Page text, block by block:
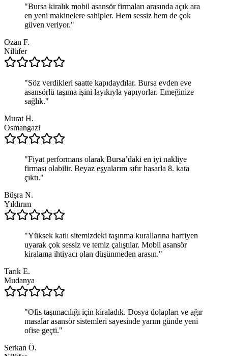
"Bursa kiralık mobil asansör firmaları arasında açık ara
en yeni makinelere sahipler. Hem sessiz hem de çok
güven veriyor."
Ozan F.
Nilüfer
"Söz verdikleri saatte kapıdaydılar. Bursa evden eve
asansörlü taşıma işini layıkıyla yapıyorlar. Emeğinize
sağlık."
Murat H.
Osmangazi
"Fiyat performans olarak Bursa’daki en iyi nakliye
firması olabilir. Beyaz eşyalarım sıfır hasarla 8. kata
çıktı."
Büşra N.
Yıldırım
"Yüksek katlı sitemizdeki taşınma kurallarına harfiyen
uyarak çok sessiz ve temiz çalıştılar. Mobil asansör
kiralama ihtiyacı olan düşünmeden arasın."
Tarık E.
Mudanya
"Ofis taşımacılığı için kiraladık. Dosya dolapları ve ağır
masalar asansör sistemleri sayesinde yarım günde yeni
ofise geçti."
Serkan Ö.